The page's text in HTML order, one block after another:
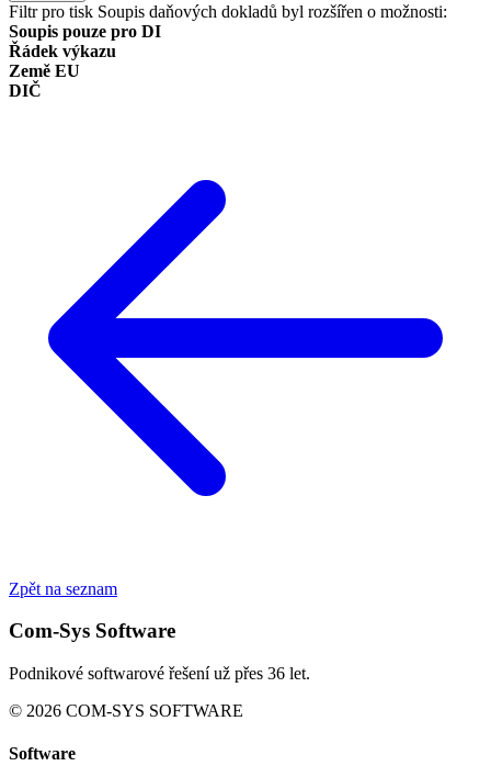
Filtr pro tisk Soupis daňových dokladů byl rozšířen o možnosti:
Soupis pouze pro DI
Řádek výkazu
Země EU
DIČ
Zpět na seznam
Com-Sys Software
Podnikové softwarové řešení už přes 36 let.
© 2026 COM-SYS SOFTWARE
Software